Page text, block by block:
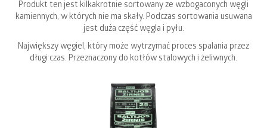
Produkt ten jest kilkakrotnie sortowany ze wzbogaconych węgli
kamiennych, w których nie ma skały. Podczas sortowania usuwana
jest duża część węgla i pyłu.
Największy węgiel, który może wytrzymać proces spalania przez
długi czas. Przeznaczony do kotłów stalowych i żeliwnych.